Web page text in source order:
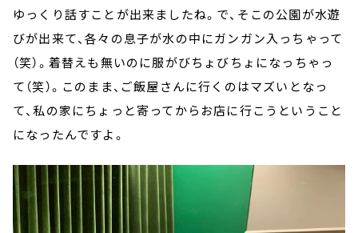
ゆっくり話すことが出来ましたね。で、そこの公園が水遊
びが出来て、各々の息子が水の中にガンガン入っちゃって
（笑）。着替えも無いのに服がびちょびちょになっちゃっ
て（笑）。このまま、ご飯屋さんに行くのはマズいとなっ
て、私の家にちょっと寄ってからお店に行こうということ
になったんですよ。